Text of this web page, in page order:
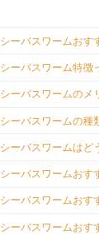
シーバスワームおす
シーバスワーム特徴
シーバスワームのメ
シーバスワームの種
シーバスワームはど
シーバスワームおす
シーバスワームおす
シーバスワームおす